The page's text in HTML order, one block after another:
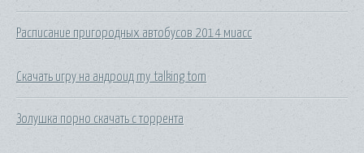
Расписание пригородных автобусов 2014 миасс
Скачать игру на андроид my talking tom
Золушка порно скачать с торрента